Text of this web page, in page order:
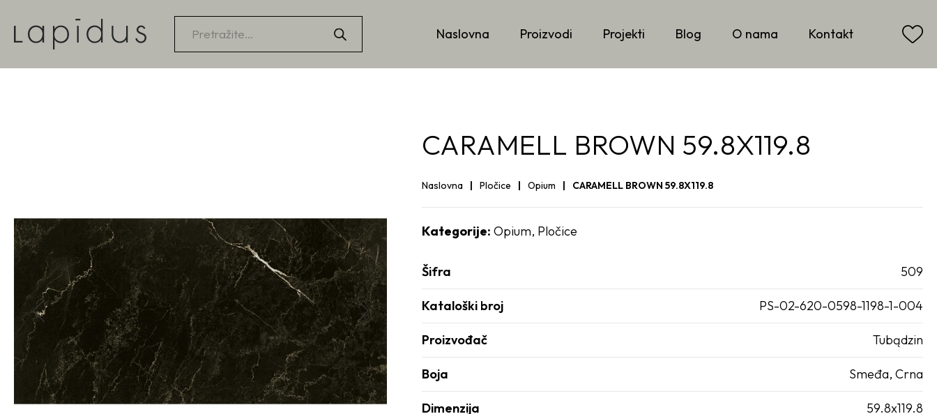
Products
search
Naslovna Proizvodi Projekti Blog O nama Kontakt
CARAMELL BROWN 59.8X119.8
Naslovna Pločice Opium CARAMELL BROWN 59.8X119.8
Kategorije: Opium, Pločice
Šifra 509
Kataloški broj PS-02-620-0598-1198-1-004
Proizvođač Tubądzin
Boja Smeđa, Crna
Dimenzija 59.8x119.8